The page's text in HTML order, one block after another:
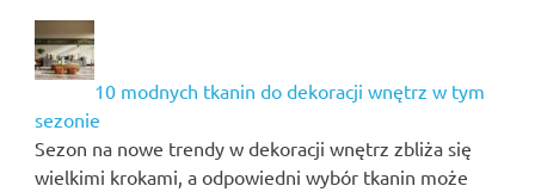
10 modnych tkanin do dekoracji wnętrz w tym
sezonie
Sezon na nowe trendy w dekoracji wnętrz zbliża się
wielkimi krokami, a odpowiedni wybór tkanin może